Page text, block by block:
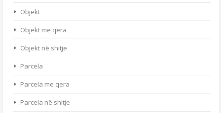
Objekt
Objekt me qera
Objekt në shitje
Parcela
Parcela me qera
Parcela në shitje